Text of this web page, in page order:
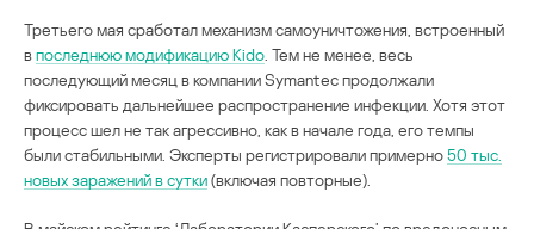
Третьего мая сработал механизм самоуничтожения, встроенный
впоследнюю модификацию Kido . Тем не менее, весь
последующий месяц в компании Symantec продолжали
фиксировать дальнейшее распространение инфекции. Хотя этот
процесс шел не так агрессивно, как в начале года, его темпы
были стабильными. Эксперты регистрировали примерно50 тыс.
новых заражений в сутки(включая повторные).